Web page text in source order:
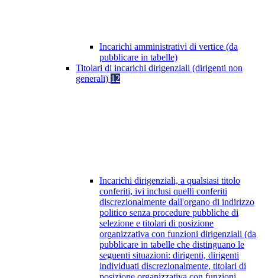
Incarichi amministrativi di vertice (da
pubblicare in tabelle)
Titolari di incarichi dirigenziali (dirigenti non
generali) 12
Incarichi dirigenziali, a qualsiasi titolo
conferiti, ivi inclusi quelli conferiti
discrezionalmente dall'organo di indirizzo
politico senza procedure pubbliche di
selezione e titolari di posizione
organizzativa con funzioni dirigenziali (da
pubblicare in tabelle che distinguano le
seguenti situazioni: dirigenti, dirigenti
individuati discrezionalmente, titolari di